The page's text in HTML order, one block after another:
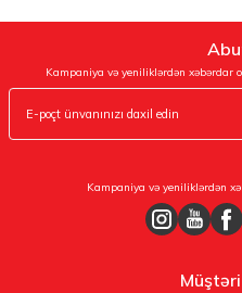
Kampaniya və yeniliklərdən xəbərdar
Kampaniya və yeniliklərdən